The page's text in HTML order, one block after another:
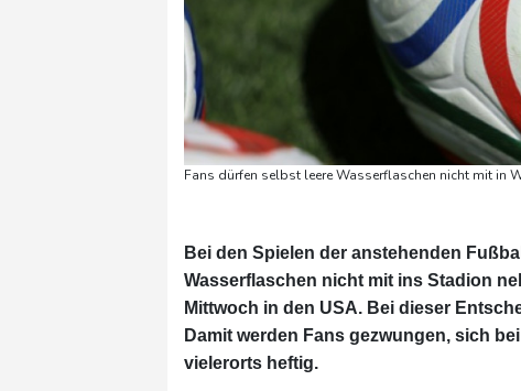
Fans dürfen selbst leere Wasserflaschen nicht mit in
Bei den Spielen der anstehenden
Wasserflaschen nicht mit ins Stadion
Mittwoch in den USA. Bei dieser
Damit werden Fans gezwungen, sich
vielerorts heftig.